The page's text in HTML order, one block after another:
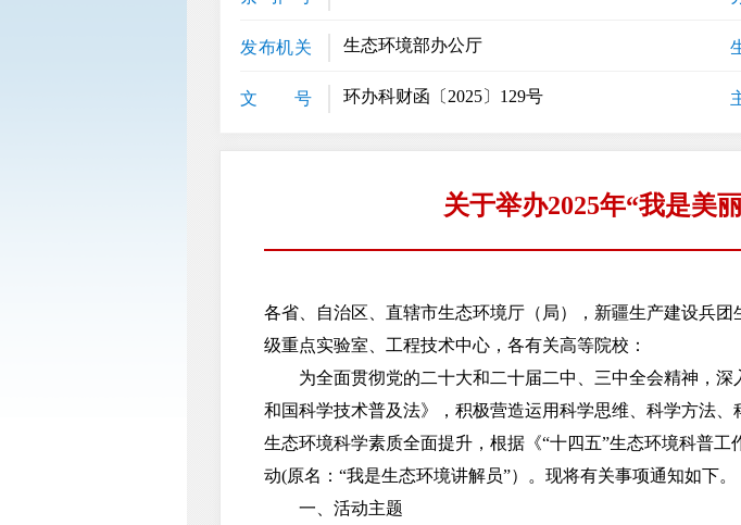
发布机关 生态环境部办公厅
文 号 环办科财函〔2025〕129号
关于举办2025年“我是美
各省、自治区、直辖市生态环境厅（局），新疆生产建设兵
级重点实验室、工程技术中心，各有关高等院校：
为全面贯彻党的二十大和二十届二中、三中全会精神，深
和国科学技术普及法》，积极营造运用科学思维、科学方法
生态环境科学素质全面提升，根据《“十四五”生态环境科普
动(原名：“我是生态环境讲解员”）。现将有关事项通知如下。
一、活动主题